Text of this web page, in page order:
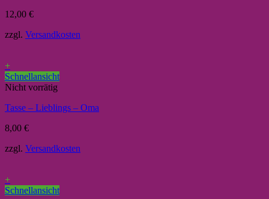
12,00 €
zzgl. Versandkosten
+
Schnellansicht
Nicht vorrätig
Tasse – Lieblings – Oma
8,00 €
zzgl. Versandkosten
+
Schnellansicht